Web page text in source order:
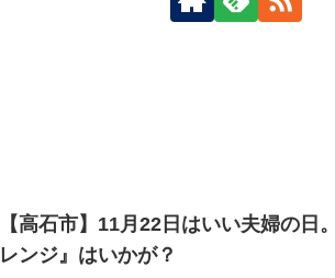
【高石市】11月22日はいい夫婦の
レンジ』はいかが？